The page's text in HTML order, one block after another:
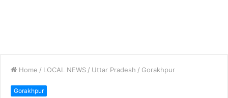
Home / LOCAL NEWS / Uttar Pradesh / Gorakhpur
Gorakhpur